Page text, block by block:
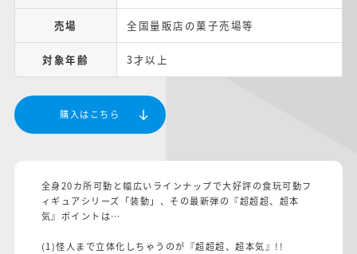
売場 全国量販店の菓子売場等
対象年齢 3才以上
購入はこちら
全身20カ所可動と幅広いラインナップで大好評の食玩可動フ
ィギュアシリーズ「装動」、その最新弾の『超超超、超本
気』ポイントは…
(1)怪人まで立体化しちゃうのが『超超超、超本気』!!